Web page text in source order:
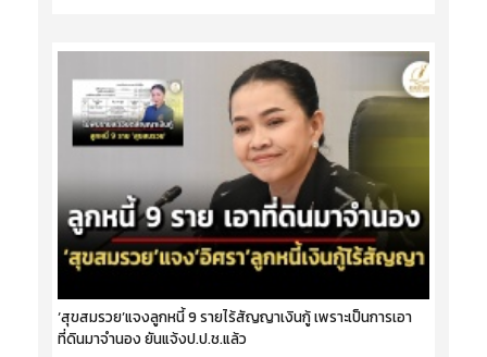
‘สุขสมรวย’แจงลูกหนี้ 9 รายไร้สัญญาเงินกู้ เพราะเป็นการเอา
ที่ดินมาจำนอง ยันแจ้งป.ป.ช.แล้ว